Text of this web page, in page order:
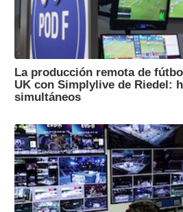
La producción remota de
UK con Simplylive de Riedel:
simultáneos